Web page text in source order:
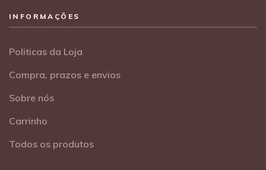
INFORMAÇÕES
Politicas da Loja
Compra, prazos e envios
Sobre nós
Carrinho
Todos os produtos